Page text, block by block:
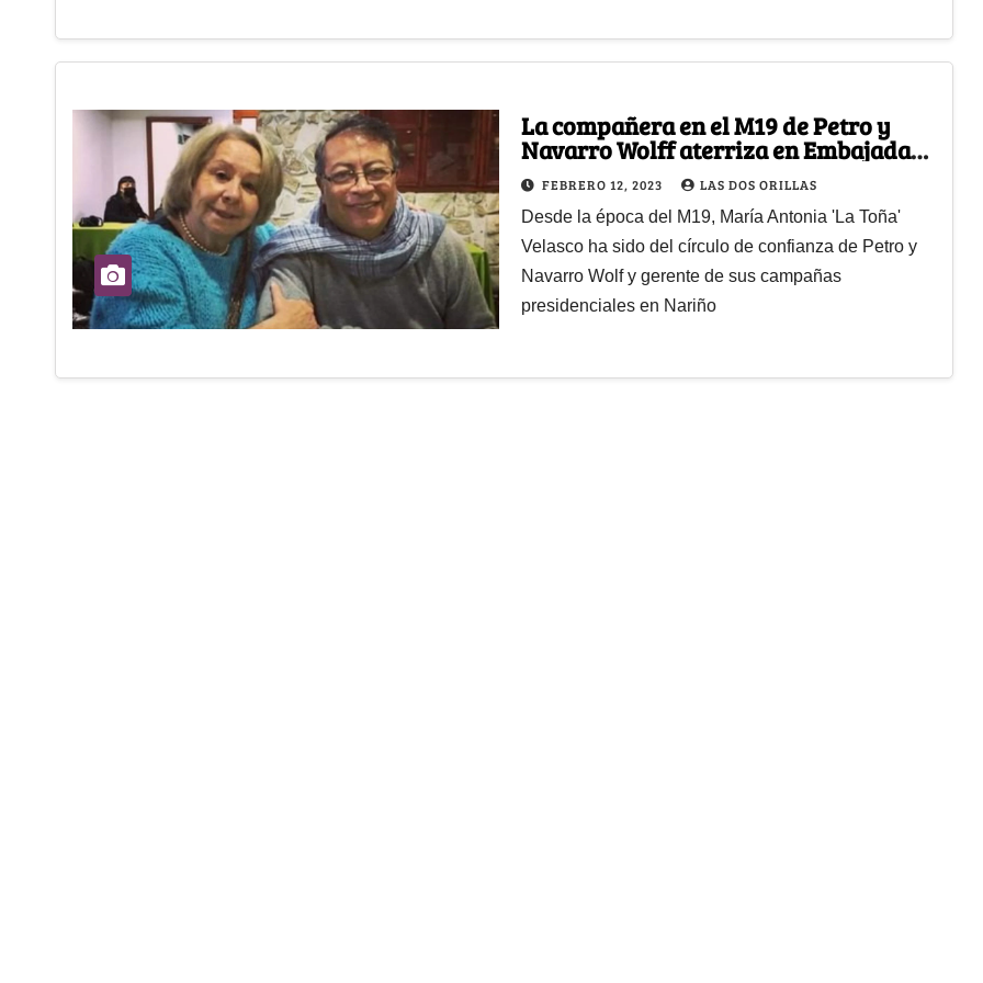
La compañera en el M19 de Petro y
Navarro Wolff aterriza en Embajada
de Ecuador
FEBRERO 12, 2023 LAS DOS ORILLAS
Desde la época del M19, María Antonia 'La Toña'
Velasco ha sido del círculo de confianza de Petro y
Navarro Wolf y gerente de sus campañas
presidenciales en Nariño